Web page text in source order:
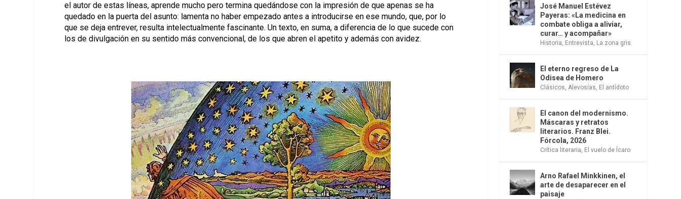
el autor de estas líneas, aprende mucho pero termina quedándose con la impresión de que apenas se ha
quedado en la puerta del asunto: lamenta no haber empezado antes a introducirse en ese mundo, que, por lo
que se deja entrever, resulta intelectualmente fascinante. Un texto, en suma, a diferencia de lo que sucede con
los de divulgación en su sentido más convencional, de los que abren el apetito y además con avidez.
José Manuel Estévez
Payeras: «La medicina en
combate obliga a aliviar,
curar… y acompañar»
Historia Entrevista La zona gris
El eterno regreso de La
Odisea de Homero
Clásicos Alevosías El antídoto
El canon del modernismo.
Máscaras y retratos
literarios. Franz Blei.
Fórcola, 2026
Crítica literaria El vuelo de Ícaro
Arno Rafael Minkkinen, el
arte de desaparecer en el
paisaje